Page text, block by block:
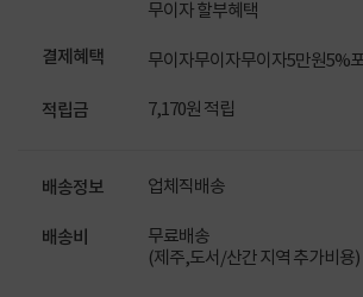
무이자 할부혜택
결제혜택 무이자무이자무이자5만원5%
적립금 7,170원 적립
배송정보 업체직배송
배송비
무료배송
(제주,도서/산간 지역 추가비용)